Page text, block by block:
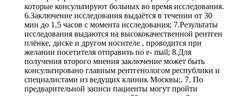
которые консультируют больных во время исследования.
6.Заключение исследования выдаётся в течении от 30
мин до 1,5 часов с момента исследования; 7.Результаты
исследования выдаются на высококачественной рентген
плёнке, диске и другом носителе , проводится при
желании посетителя отправить по e- mail; 8.Для
получения второго мнения заключение может быть
консультировано главным рентгенологом республики и
специалистами из ведущих клиник Москвы;. 7. По
предварительной записи пациенты могут пройти